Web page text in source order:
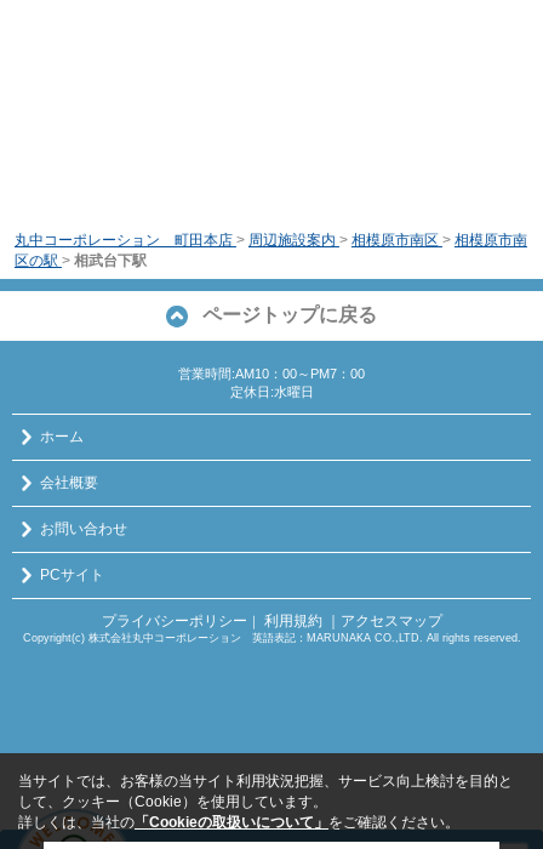
丸中コーポレーション 町田本店 > 周辺施設案内 > 相模原市南区 > 相模原市南
区の駅 > 相武台下駅
ページトップに戻る
営業時間:AM10：00～PM7：00
定休日:水曜日
ホーム
会社概要
お問い合わせ
PCサイト
プライバシーポリシー ｜ 利用規約 ｜アクセスマップ
Copyright(c) 株式会社丸中コーポレーション 英語表記：MARUNAKA CO.,LTD. All rights reserved.
当サイトでは、お客様の当サイト利用状況把握、サービス向上検討を目的と
して、クッキー（Cookie）を使用しています。
詳しくは、当社の 「Cookieの取扱いについて」 をご確認ください。